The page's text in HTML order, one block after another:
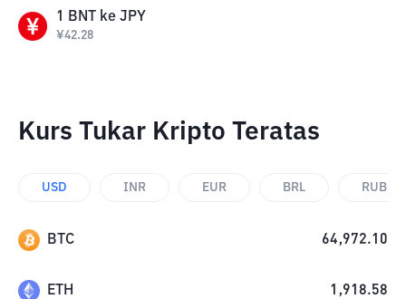
1 BNT ke JPY
¥42.28
Kurs Tukar Kripto Teratas
USD INR EUR BRL RUB
BTC 64,972.10
ETH 1,918.58